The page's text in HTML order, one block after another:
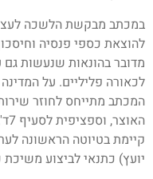
במכתב מבקשת הלשכה
להוצאת כספי פנסיה
מדובר בהונאות שנעשות
לכאורה פליליים. על
המכתב מתייחס לחוזר
קיימת בטיוטה הראשונה
יועץ) כתנאי לביצוע